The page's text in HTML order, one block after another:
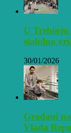
U Trebinju
stabilno
30/01/2026
Građani
Vlada